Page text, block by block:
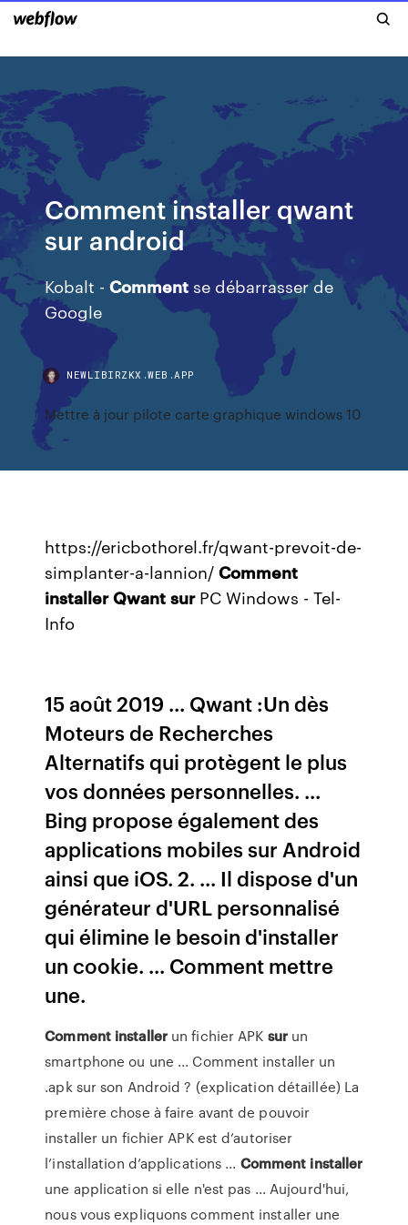
Comment installer qwant
sur android
Kobalt -Comment se débarrasser de
Google
NEWLIBIRZKX.WEB.APP
Mettre à jour pilote carte graphique windows 10
https://ericbothorel.fr/qwant-prevoit-de-
simplanter-a-lannion/Comment
installer Qwant surPC Windows - Tel-
Info
15 août 2019 ... Qwant :Un dès
Moteurs de Recherches
Alternatifs qui protègent le plus
vos données personnelles. ...
Bing propose également des
applications mobiles sur Android
ainsi que iOS. 2. ... Il dispose d'un
générateur d'URL personnalisé
qui élimine le besoin d'installer
un cookie. ... Comment mettre
une.
Comment installerun fichier APK surun
smartphone ou une ... Comment installer un
.apk sur son Android ? (explication détaillée) La
première chose à faire avant de pouvoir
installer un fichier APK est d’autoriser
l’installation d’applications ... Comment installer
une application si elle n'est pas ... Aujourd'hui,
nous vous expliquons comment installer une